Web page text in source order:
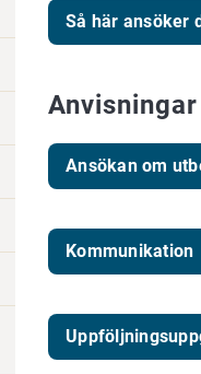
Så här ansöker
Ansökan om
Kommunikation